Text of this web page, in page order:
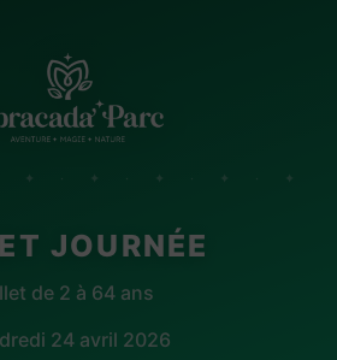
✦ · ✦ · ✦ · ✦ · ✦
JOURNÉE
de 2 à 64 ans
24 avril 2026